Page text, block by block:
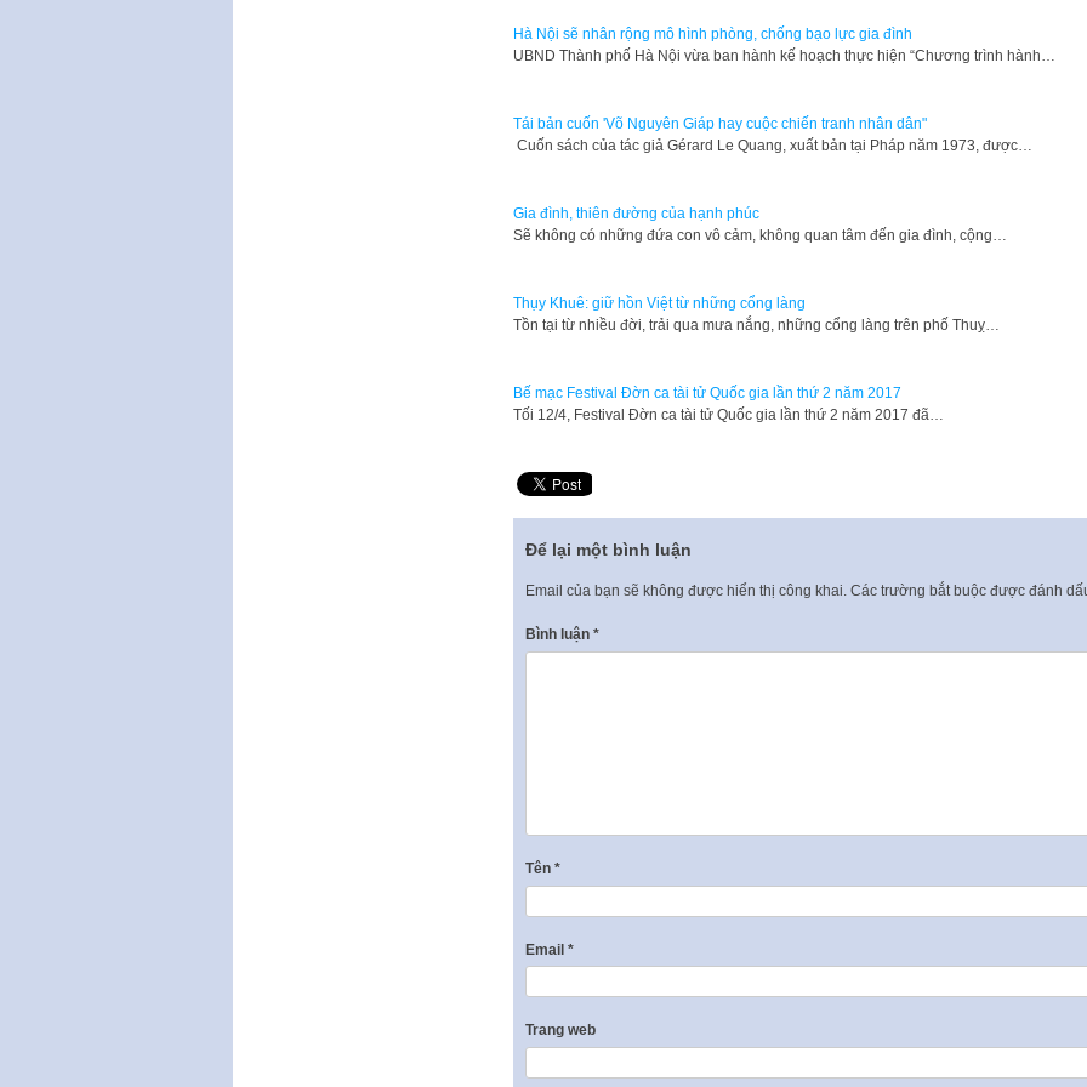
Hà Nội sẽ nhân rộng mô hình phòng, chống bạo lực gia đình
​UBND Thành phố Hà Nội vừa ban hành kế hoạch thực hiện “Chương trình hành…
Tái bản cuốn 'Võ Nguyên Giáp hay cuộc chiến tranh nhân dân"
​​​ Cuốn sách của tác giả Gérard Le Quang, xuất bản tại Pháp năm 1973, được…
Gia đình, thiên đường của hạnh phúc
Sẽ không có những đứa con vô cảm, không quan tâm đến gia đình, cộng…
Thụy Khuê: giữ hồn Việt từ những cổng làng
Tồn tại từ nhiều đời, trải qua mưa nắng, những cổng làng trên phố Thuỵ…
Bế mạc Festival Đờn ca tài tử Quốc gia lần thứ 2 năm 2017
Tối 12/4, Festival Đờn ca tài tử Quốc gia lần thứ 2 năm 2017 đã…
Để lại một bình luận
Email của bạn sẽ không được hiển thị công khai. Các trường bắt buộc được đánh
Bình luận *
Tên *
Email *
Trang web